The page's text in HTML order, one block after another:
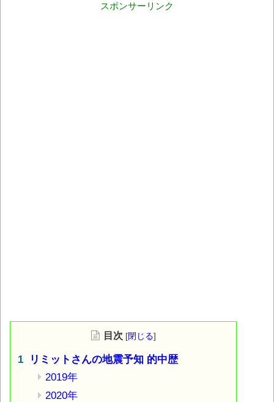
スポンサーリンク
目次 [閉じる]
リミットさんの地震予知 的中歴
2019年
2020年